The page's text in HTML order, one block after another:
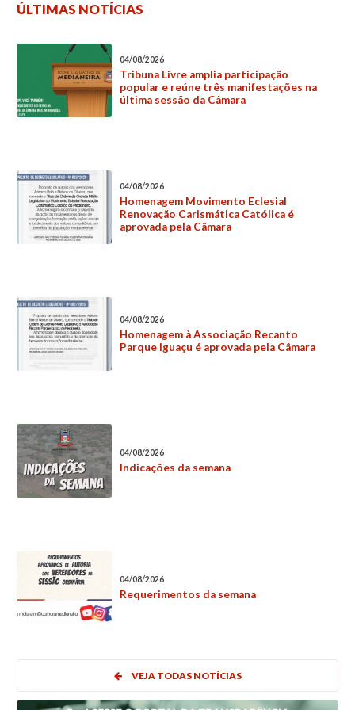
ÚLTIMAS NOTÍCIAS
04/08/2026
Tribuna Livre amplia participação
popular e reúne três manifestações na
última sessão da Câmara
04/08/2026
Homenagem Movimento Eclesial
Renovação Carismática Católica é
aprovada pela Câmara
04/08/2026
Homenagem à Associação Recanto
Parque Iguaçu é aprovada pela Câmara
04/08/2026
Indicações da semana
04/08/2026
Requerimentos da semana
VEJA TODAS NOTÍCIAS